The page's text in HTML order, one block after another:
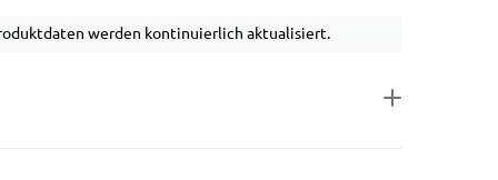
werden kontinuierlich aktualisiert.